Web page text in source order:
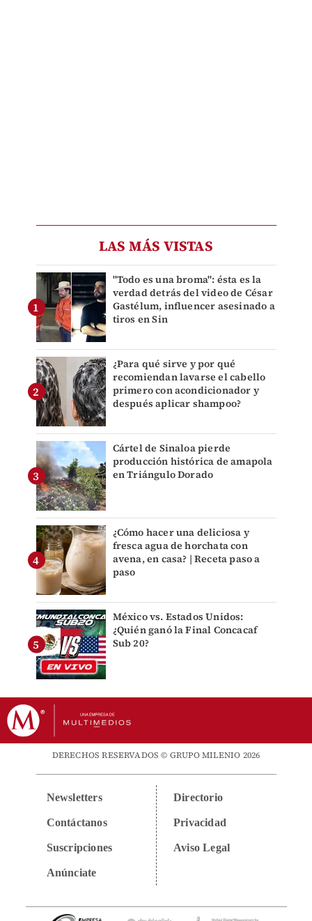
LAS MÁS VISTAS
"Todo es una broma": ésta es la
verdad detrás del video de César
Gastélum, influencer asesinado a
tiros en Sin
¿Para qué sirve y por qué
recomiendan lavarse el cabello
primero con acondicionador y
después aplicar shampoo?
Cártel de Sinaloa pierde
producción histórica de amapola
en Triángulo Dorado
¿Cómo hacer una deliciosa y
fresca agua de horchata con
avena, en casa? | Receta paso a
paso
México vs. Estados Unidos:
¿Quién ganó la Final Concacaf
Sub 20?
DERECHOS RESERVADOS © GRUPO MILENIO 2026
Newsletters
Contáctanos
Suscripciones
Anúnciate
Directorio
Privacidad
Aviso Legal